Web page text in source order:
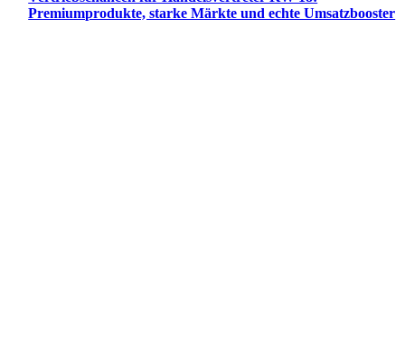
Premiumprodukte, starke Märkte und echte Umsatzbooster